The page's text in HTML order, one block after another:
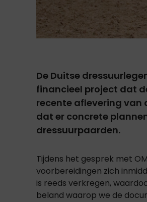
De Duitse
financieel project dat
recente aflevering van
dat er concrete
dressuurpaarden.
Tijdens het gesprek met
voorbereidingen zich
is reeds verkregen,
beland waarop we de